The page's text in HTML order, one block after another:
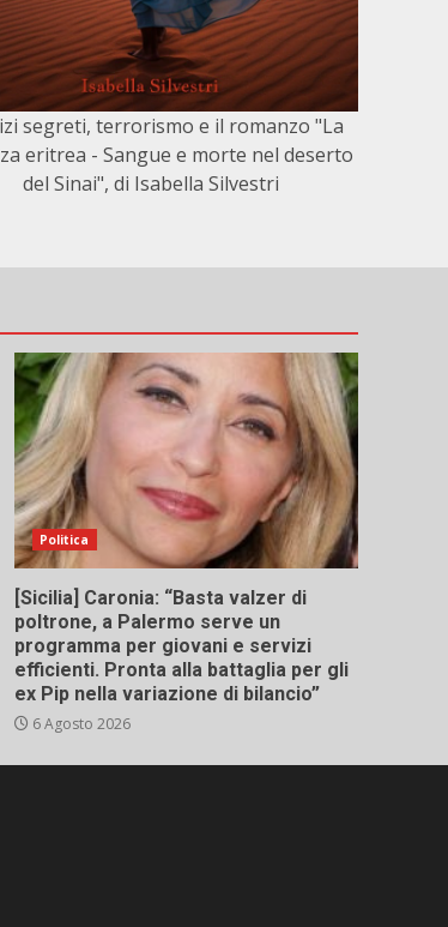
segreti, terrorismo e il romanzo "La
eritrea - Sangue e morte nel deserto
del Sinai", di Isabella Silvestri
Politica
[Sicilia] Caronia: “Basta valzer di
poltrone, a Palermo serve un
programma per giovani e servizi
efficienti. Pronta alla battaglia per gli
ex Pip nella variazione di bilancio”
6 Agosto 2026